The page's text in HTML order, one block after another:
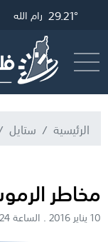
30.46° غزة 29.45° القدس 29.21° رام الله
الرئيسية ستايل
مخاطر
10 يناير 2016 . الساعة 02:24 م بتوقيت القدس